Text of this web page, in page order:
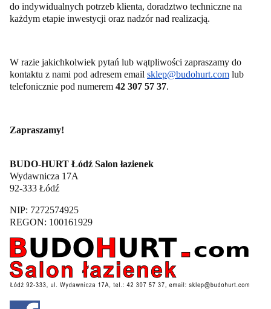
do indywidualnych potrzeb klienta, doradztwo techniczne na
każdym etapie inwestycji oraz nadzór nad realizacją.
W razie jakichkolwiek pytań lub wątpliwości zapraszamy do
kontaktu z nami pod adresem email sklep@budohurt.com lub
telefonicznie pod numerem 42 307 57 37.
Zapraszamy!
BUDO-HURT Łódź Salon łazienek
Wydawnicza 17A
92-333 Łódź
NIP: 7272574925
REGON: 100161929